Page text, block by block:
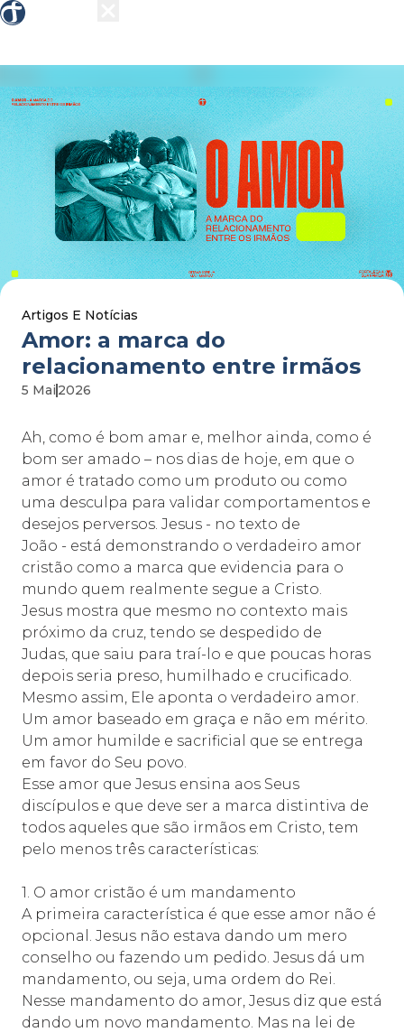
Artigos E Notícias
amor: a marca do
relacionamento entre irmãos
5 Mai 2026
Ah, como é bom amar e, melhor ainda, como é
bom ser amado – nos dias de hoje, em que o
amor é tratado como um produto ou como
uma desculpa para validar comportamentos e
desejos perversos. Jesus - no texto de
João - está demonstrando o verdadeiro amor
cristão como a marca que evidencia para o
mundo quem realmente segue a Cristo.
Jesus mostra que mesmo no contexto mais
próximo da cruz, tendo se despedido de
Judas, que saiu para traí-lo e que poucas horas
depois seria preso, humilhado e crucificado.
Mesmo assim, Ele aponta o verdadeiro amor.
Um amor baseado em graça e não em mérito.
Um amor humilde e sacrificial que se entrega
em favor do Seu povo.
Esse amor que Jesus ensina aos Seus
discípulos e que deve ser a marca distintiva de
todos aqueles que são irmãos em Cristo, tem
pelo menos três características:
1. O amor cristão é um mandamento
A primeira característica é que esse amor não é
opcional. Jesus não estava dando um mero
conselho ou fazendo um pedido. Jesus dá um
mandamento, ou seja, uma ordem do Rei.
Nesse mandamento do amor, Jesus diz que está
dando um novo mandamento. Mas na lei de